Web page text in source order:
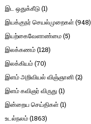
இட ஒதுக்கீடு(1)
இயக்குநர் செயல்முறைகள்(948)
இயற்கைவேளாண்மை(5)
இலக்கணம்(128)
இலக்கியம்(70)
இளம் அறிவியல் விஞ்ஞானி(2)
இளம் கவிஞர் விருது(1)
இன்றைய செய்திகள்(1)
உடல்நலம்(1863)